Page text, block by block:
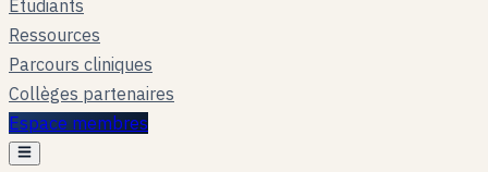
Étudiants
Ressources
Parcours cliniques
Collèges partenaires
Espace membres